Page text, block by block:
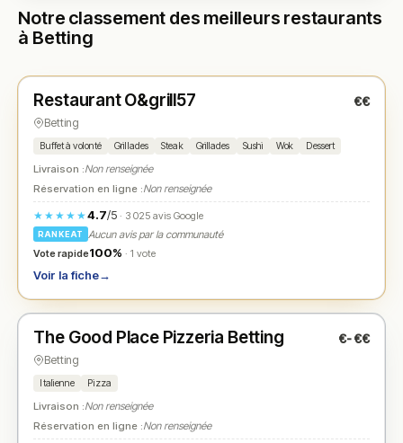
Notre classement des meilleurs restaurants
à Betting
★ N° 1
Restaurant O&grill57 €€
Betting
Buffet à volonté Grillades Steak Grillades Sushi Wok Dessert
Livraison :Non renseignée
Réservation en ligne :Non renseignée
★★★★★4.7/5· 3 025 avis Google
RANKEAT
Aucun avis par la communauté
Vote rapide100% · 1 vote
Voir la fiche→
N° 2
The Good Place Pizzeria Betting €-€€
Betting
Italienne Pizza
Livraison :Non renseignée
Réservation en ligne :Non renseignée